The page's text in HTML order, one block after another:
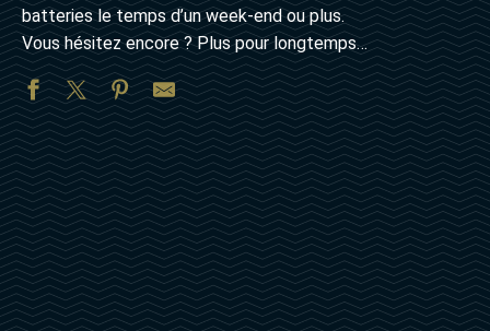
batteries le temps d’un week-end ou plus.
Vous hésitez encore ? Plus pour longtemps…